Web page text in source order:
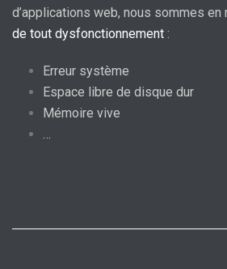
d’applications web, nous sommes en
de tout dysfonctionnement :
Erreur système
Espace libre de disque dur
Mémoire vive
…